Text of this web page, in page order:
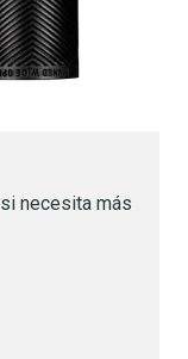
necesita más